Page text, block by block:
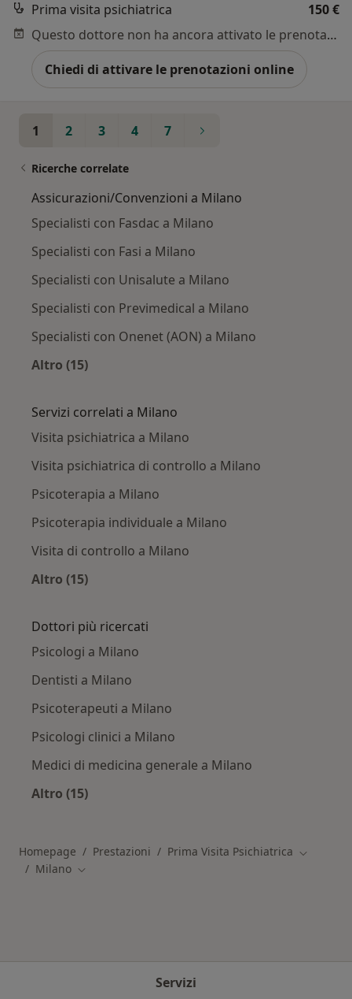
Prima visita psichiatrica
150 €
Questo dottore non ha ancora attivato le prenotazioni online presso questo indirizzo.
Chiedi di attivare le prenotazioni online
1 2 3 4 7
Ricerche correlate
Assicurazioni/Convenzioni a Milano
Specialisti con Fasdac a Milano
Specialisti con Fasi a Milano
Specialisti con Unisalute a Milano
Specialisti con Previmedical a Milano
Specialisti con Onenet (AON) a Milano
Altro (15)
Servizi correlati a Milano
Visita psichiatrica a Milano
Visita psichiatrica di controllo a Milano
Psicoterapia a Milano
Psicoterapia individuale a Milano
Visita di controllo a Milano
Altro (15)
Dottori più ricercati
Psicologi a Milano
Dentisti a Milano
Psicoterapeuti a Milano
Psicologi clinici a Milano
Medici di medicina generale a Milano
Altro (15)
Homepage Prestazioni Prima Visita Psichiatrica Cambia
Milano Cambia città
Servizi